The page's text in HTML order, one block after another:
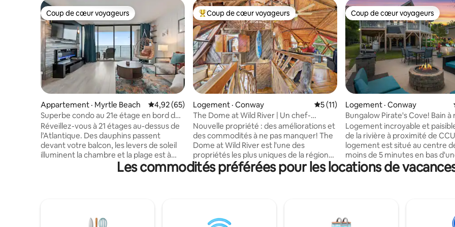
Coup de cœur voyageurs
Coup de cœur voyageurs
Appartement · Myrtle Beach Note moyenne de 4,92 sur 5, 65 commentaires
4,92 (65)
Superbe condo au 21e étage en bord de
mer – balcon privé
Réveillez-vous à 21 étages au-dessus de
l’Atlantique. Des dauphins passent
devant votre balcon, les levers de soleil
illuminent la chambre et la plage est à
quelques pas. Ce condo en bord de mer
récemment rénové peut accueillir
mais sur un tronçon de plage plus calme,
Coup de cœur voyageurs parmi les plus aimés
Coup de cœur voyageurs
Logement · Conway Note moyenne de 5 sur 5, 11
5 (11)
The Dome at Wild River | Un chef-
d'œuvre au bord de la rivière
Nouvelle propriété : des améliorations et
des commodités à ne pas manquer! The
Dome at Wild River est l'une des
propriétés les plus uniques de la région
de Myrtle Beach. C'est comme entrer
dans un conte de fées. Chaque
récupérée dans de vieilles églises ou
Coup de cœur voyageurs
Coup de cœur voyageurs
Logement · Conway
Bungalow Pirate's Cove! Bain à
piscine + quai Wi-Fi
Logement incroyable et
de la rivière à proximité de
logement est situé au centre
moins de 5 minutes en bas
isolée sur la rivière Waccamaw
Ce logement dispose de
extérieure et foyer - Rampe de
privée et quai pour bateaux -
Les commodités préférées pour les locations de